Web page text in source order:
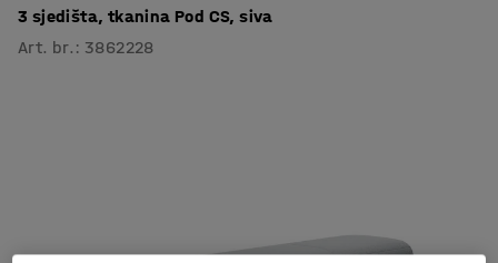
3 sjedišta, tkanina Pod CS, siva
Art. br. : 3862228